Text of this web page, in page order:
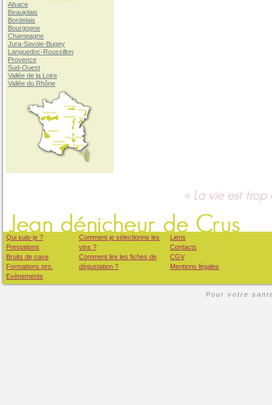
Alsace
Beaujolais
Bordelais
Bourgogne
Champagne
Jura-Savoie-Bugey
Languedoc-Roussillon
Provence
Sud-Ouest
Vallée de la Loire
Vallée du Rhône
Qui suis-je ?
Prestations
Bruits de cave
Formations pro.
Evènements
Comment je sélectionne les
vins ?
Comment lire les fiches de
dégustation ?
Liens
Contacts
CGV
Mentions légales
Pour votre